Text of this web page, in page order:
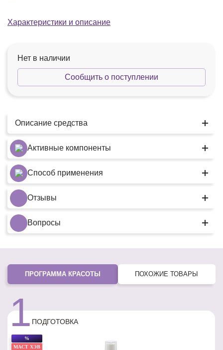
Характеристики и описание
Нет в наличии
Сообщить о поступлении
Описание средства
Активные компоненты
Способ применения
Отзывы
Вопросы
ПРОГРАММА КРАСОТЫ ПОХОЖИЕ ТОВАРЫ
1ПОДГОТОВКА
%
МАСТ ХЭВ